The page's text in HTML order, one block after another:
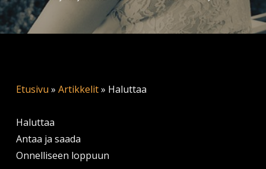
Etusivu » Artikkelit» Haluttaa
Haluttaa
Antaa ja saada
Onnelliseen loppuun